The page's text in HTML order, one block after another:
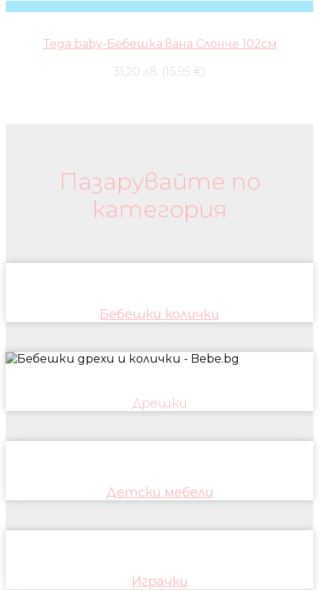
Tega baby-Бебешка вана Слонче 102см
31,20 лв. (15.95 €)
Пазарувайте по
категория
Бебешки колички
Дрешки
Детски мебели
Играчки